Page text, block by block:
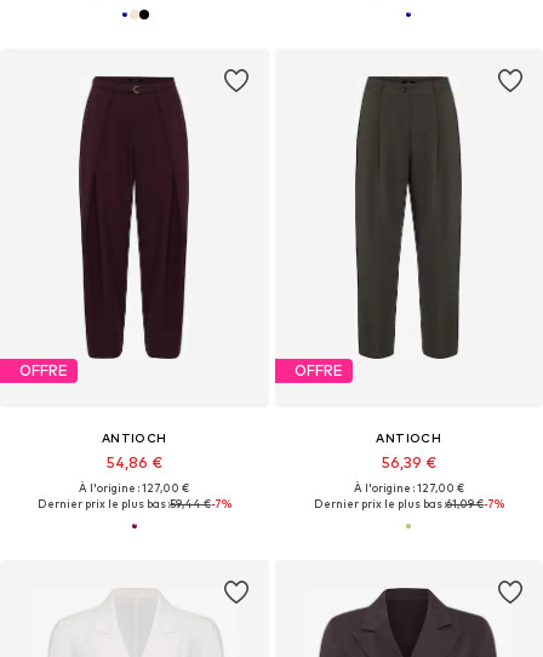
OFFRE
ANTIOCH
54,86 €
À l'origine : 127,00 €
Dernier prix le plus bas :59,44 €-7%
OFFRE
ANTIOCH
56,39 €
À l'origine : 127,00 €
Dernier prix le plus bas :61,09 €-7%